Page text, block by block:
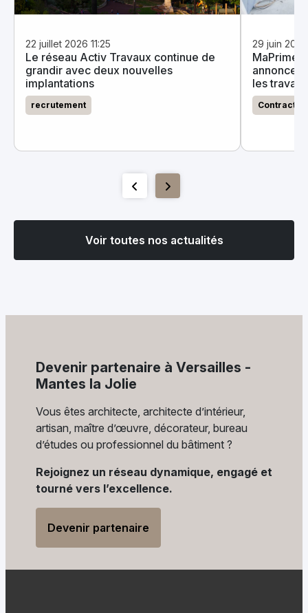
22 juillet 2026 11:25
Le réseau Activ Travaux continue de
grandir avec deux nouvelles
implantations
recrutement
29 juin
annonce
les
Voir toutes nos actualités
Devenir partenaire à Versailles -
Mantes la Jolie
Vous êtes architecte, architecte d’intérieur,
artisan, maître d’œuvre, décorateur, bureau
d’études ou professionnel du bâtiment ?
Rejoignez un réseau dynamique, engagé et
tourné vers l’excellence.
Devenir partenaire